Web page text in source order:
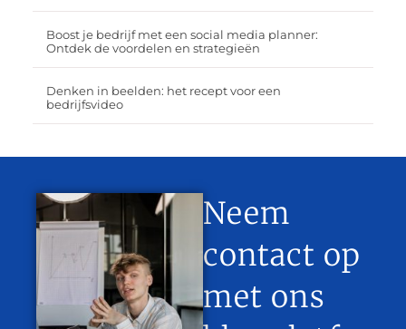
Boost je bedrijf met een social media planner:
Ontdek de voordelen en strategieën
Denken in beelden: het recept voor een
bedrijfsvideo
Neem
contact op
met ons